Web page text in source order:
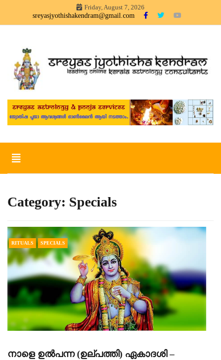
content
Friday, August 7, 2026
sreyasjyothishakendram@gmail.com
Sreyas Jyothisha Kendram
Sreyas Jyothisha KendramOnline Astrology, Articles in Malayalam –
sreyas jyothisha kendram
Toggle
Category: Specials
RITUALS SPECIALS
നാളെ ഉൽപന്ന (ഉല്പത്തി) ഏകാദശി –